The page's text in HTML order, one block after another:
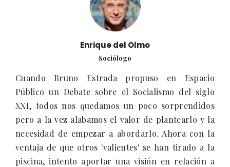
Enrique del Olmo
Sociólogo
Cuando Bruno Estrada propuso en Espacio
Público un Debate sobre el Socialismo del siglo
XXI, todos nos quedamos un poco sorprendidos
pero a la vez alabamos el valor de plantearlo y la
necesidad de empezar a abordarlo. Ahora con la
ventaja de que otros 'valientes' se han tirado a la
piscina, intento aportar una visión en relación a